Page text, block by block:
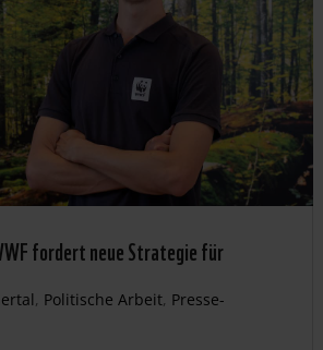
fordert neue Strategie für
, Politische Arbeit, Presse-